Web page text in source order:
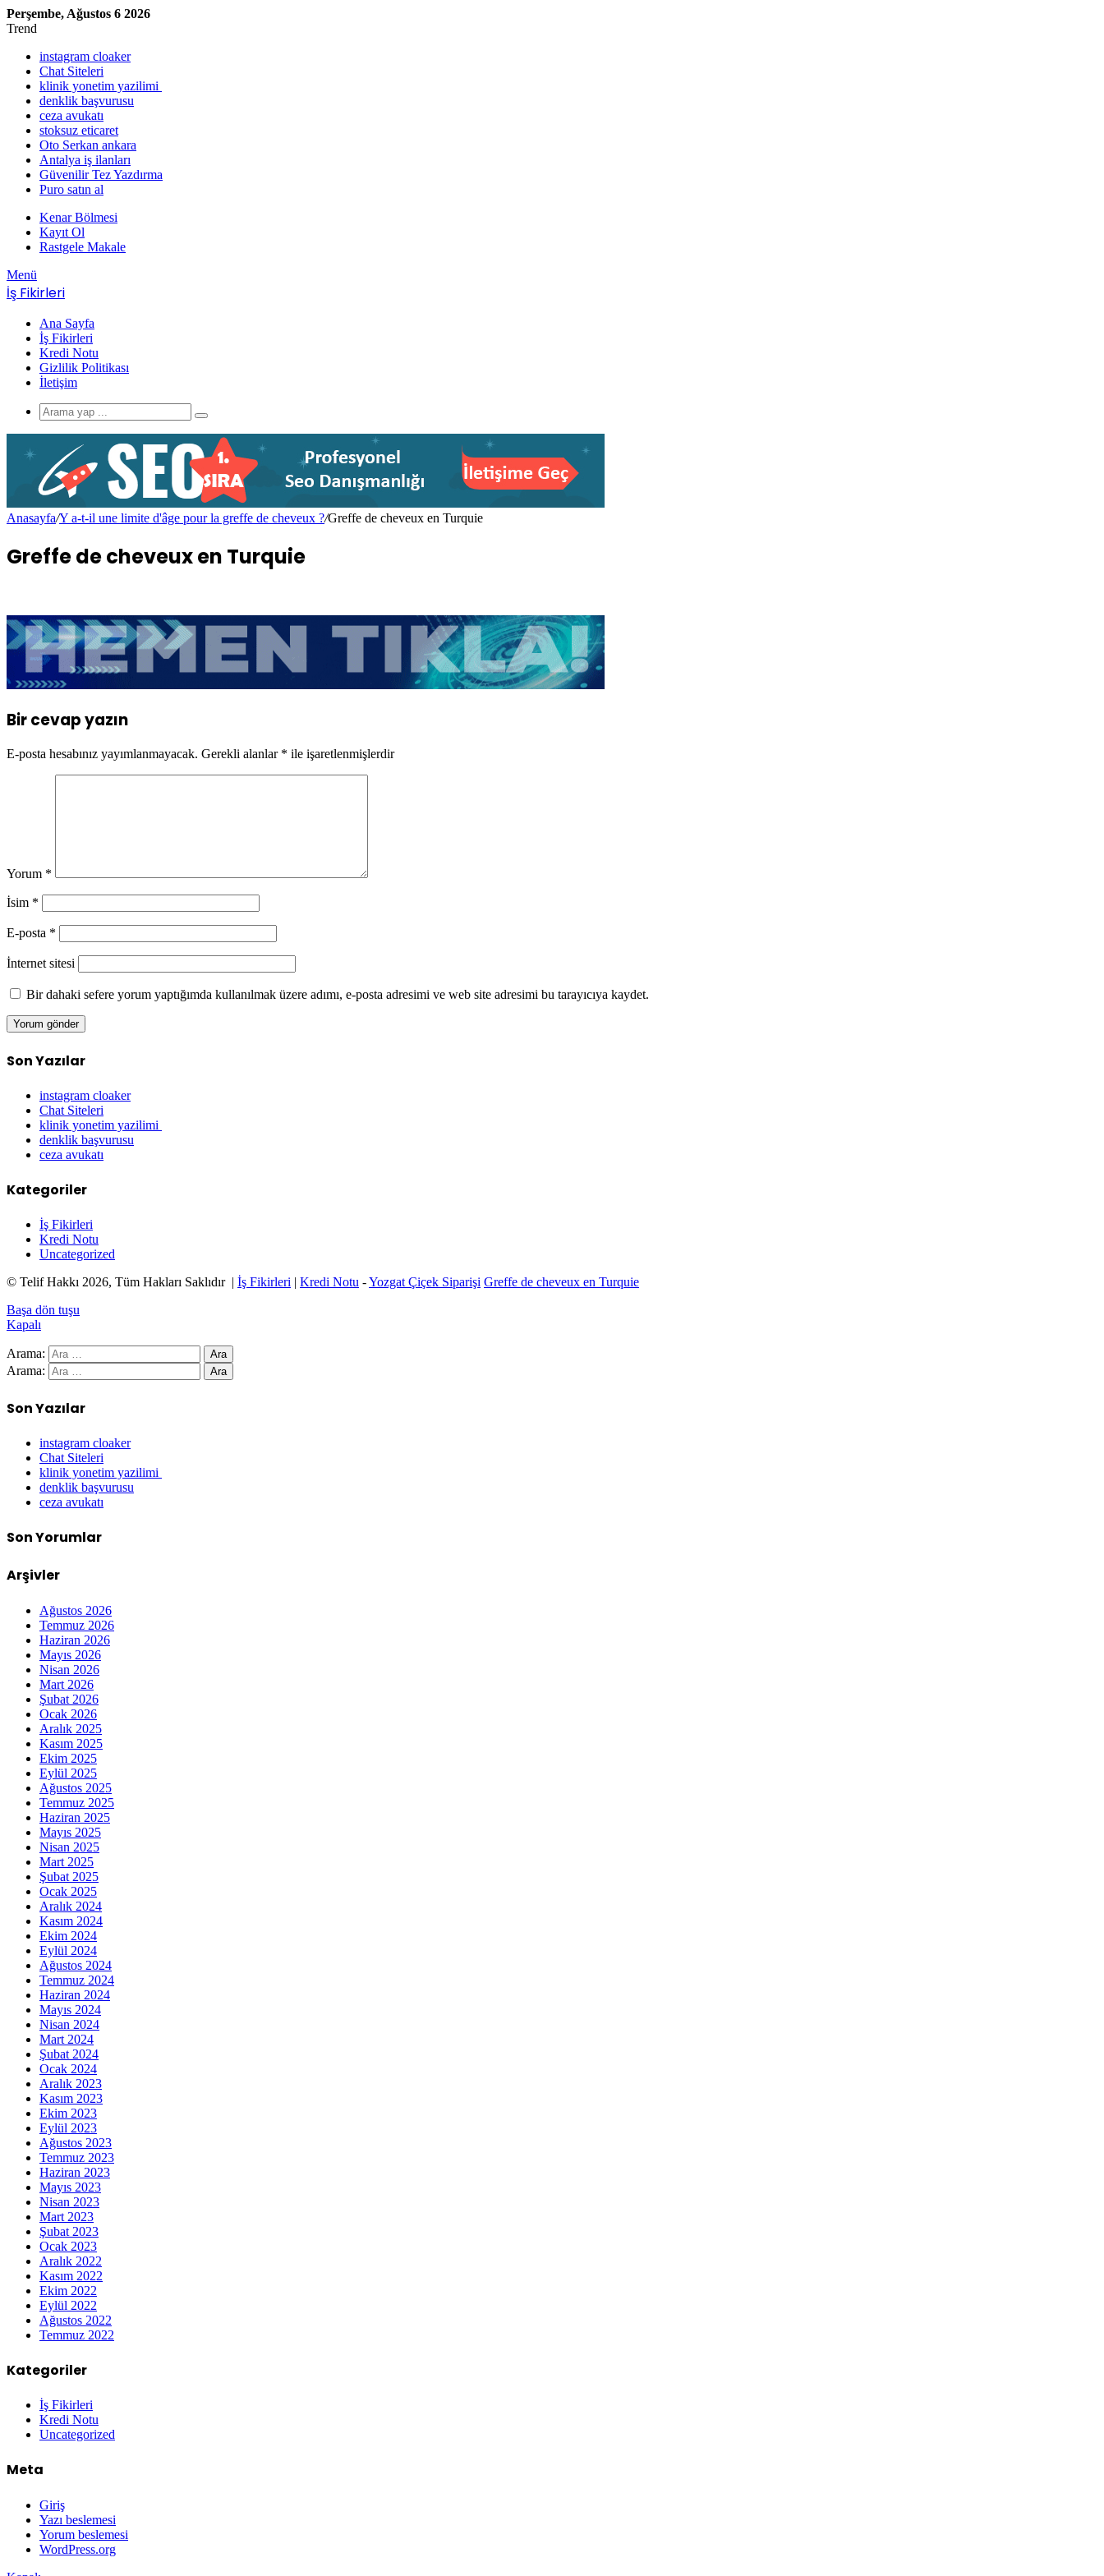
Perşembe, Ağustos 6 2026
Trend
instagram cloaker
Chat Siteleri
klinik yonetim yazilimi
denklik başvurusu
ceza avukatı
stoksuz eticaret
Oto Serkan ankara
Antalya iş ilanları
Güvenilir Tez Yazdırma
Puro satın al
Kenar Bölmesi
Kayıt Ol
Rastgele Makale
Menü
İş Fikirleri
Ana Sayfa
İş Fikirleri
Kredi Notu
Gizlilik Politikası
İletişim
Anasayfa/Y a-t-il une limite d'âge pour la greffe de cheveux ?/Greffe de cheveux en Turquie
Greffe de cheveux en Turquie
Bir cevap yazın
E-posta hesabınız yayımlanmayacak. Gerekli alanlar * ile işaretlenmişlerdir
Yorum *
İsim *
E-posta *
İnternet sitesi
Bir dahaki sefere yorum yaptığımda kullanılmak üzere adımı, e-posta adresimi ve web site adresimi bu tarayıcıya kaydet.
Son Yazılar
instagram cloaker
Chat Siteleri
klinik yonetim yazilimi
denklik başvurusu
ceza avukatı
Kategoriler
İş Fikirleri
Kredi Notu
Uncategorized
© Telif Hakkı 2026, Tüm Hakları Saklıdır | İş Fikirleri | Kredi Notu -Yozgat Çiçek Siparişi Greffe de cheveux en Turquie
Başa dön tuşu
Kapalı
Arama:
Arama:
Son Yazılar
instagram cloaker
Chat Siteleri
klinik yonetim yazilimi
denklik başvurusu
ceza avukatı
Son Yorumlar
Arşivler
Ağustos 2026
Temmuz 2026
Haziran 2026
Mayıs 2026
Nisan 2026
Mart 2026
Şubat 2026
Ocak 2026
Aralık 2025
Kasım 2025
Ekim 2025
Eylül 2025
Ağustos 2025
Temmuz 2025
Haziran 2025
Mayıs 2025
Nisan 2025
Mart 2025
Şubat 2025
Ocak 2025
Aralık 2024
Kasım 2024
Ekim 2024
Eylül 2024
Ağustos 2024
Temmuz 2024
Haziran 2024
Mayıs 2024
Nisan 2024
Mart 2024
Şubat 2024
Ocak 2024
Aralık 2023
Kasım 2023
Ekim 2023
Eylül 2023
Ağustos 2023
Temmuz 2023
Haziran 2023
Mayıs 2023
Nisan 2023
Mart 2023
Şubat 2023
Ocak 2023
Aralık 2022
Kasım 2022
Ekim 2022
Eylül 2022
Ağustos 2022
Temmuz 2022
Kategoriler
İş Fikirleri
Kredi Notu
Uncategorized
Meta
Giriş
Yazı beslemesi
Yorum beslemesi
WordPress.org